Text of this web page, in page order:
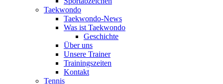
Taekwondo
Taekwondo-News
Was ist Taekwondo
Geschichte
Über uns
Unsere Trainer
Trainingszeiten
Kontakt
Tennis